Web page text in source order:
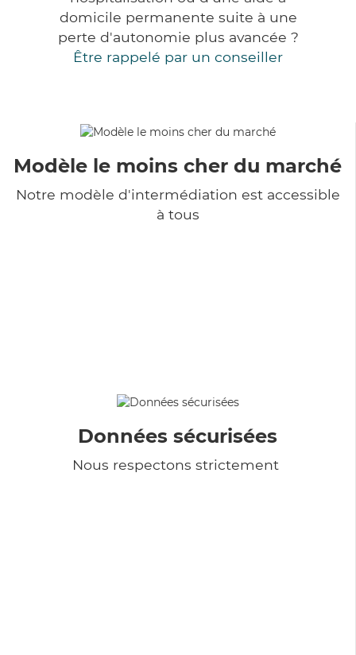
domicile permanente suite à une
perte d'autonomie plus avancée ?
Être rappelé par un conseiller
Modèle le moins cher du marché
Notre modèle d'intermédiation est accessible
à tous
Données sécurisées
Nous respectons strictement